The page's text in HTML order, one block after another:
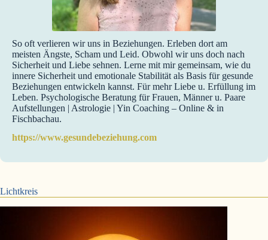
So oft verlieren wir uns in Beziehungen. Erleben dort am
meisten Ängste, Scham und Leid. Obwohl wir uns doch nach
Sicherheit und Liebe sehnen. Lerne mit mir gemeinsam, wie du
innere Sicherheit und emotionale Stabilität als Basis für gesunde
Beziehungen entwickeln kannst. Für mehr Liebe u. Erfüllung im
Leben. Psychologische Beratung für Frauen, Männer u. Paare
Aufstellungen | Astrologie | Yin Coaching – Online & in
Fischbachau.
https://www.gesundebeziehung.com
Lichtkreis